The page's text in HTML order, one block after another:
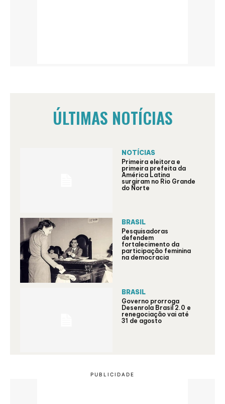
ÚLTIMAS NOTÍCIAS
NOTÍCIAS
Primeira eleitora e
primeira prefeita da
América Latina
surgiram no Rio Grande
do Norte
BRASIL
Pesquisadoras
defendem
fortalecimento da
participação feminina
na democracia
BRASIL
Governo prorroga
Desenrola Brasil 2.0 e
renegociação vai até
31 de agosto